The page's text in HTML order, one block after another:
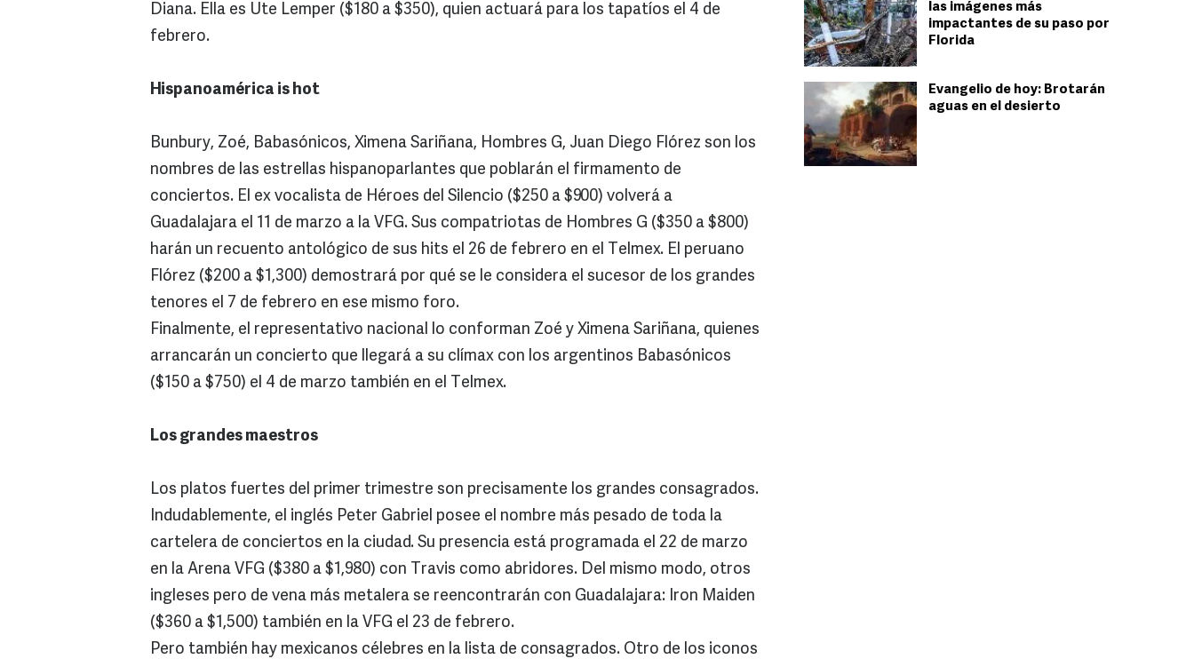
las imágenes más
impactantes de su paso por
Florida
Evangelio de hoy: Brotarán
aguas en el desierto
Diana. Ella es Ute Lemper ($180 a $350), quien actuará para los tapatíos el 4 de
febrero.
Hispanoamérica is hot
Bunbury, Zoé, Babasónicos, Ximena Sariñana, Hombres G, Juan Diego Flórez son los
nombres de las estrellas hispanoparlantes que poblarán el firmamento de
conciertos. El ex vocalista de Héroes del Silencio ($250 a $900) volverá a
Guadalajara el 11 de marzo a la VFG. Sus compatriotas de Hombres G ($350 a $800)
harán un recuento antológico de sus hits el 26 de febrero en el Telmex. El peruano
Flórez ($200 a $1,300) demostrará por qué se le considera el sucesor de los grandes
tenores el 7 de febrero en ese mismo foro.
Finalmente, el representativo nacional lo conforman Zoé y Ximena Sariñana, quienes
arrancarán un concierto que llegará a su clímax con los argentinos Babasónicos
($150 a $750) el 4 de marzo también en el Telmex.
Los grandes maestros
Los platos fuertes del primer trimestre son precisamente los grandes consagrados.
Indudablemente, el inglés Peter Gabriel posee el nombre más pesado de toda la
cartelera de conciertos en la ciudad. Su presencia está programada el 22 de marzo
en la Arena VFG ($380 a $1,980) con Travis como abridores. Del mismo modo, otros
ingleses pero de vena más metalera se reencontrarán con Guadalajara: Iron Maiden
($360 a $1,500) también en la VFG el 23 de febrero.
Pero también hay mexicanos célebres en la lista de consagrados. Otro de los iconos